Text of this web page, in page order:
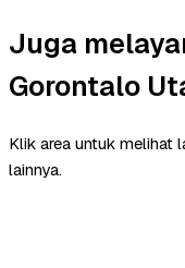
Juga
Gorontalo
Klik area untuk melihat
lainnya.